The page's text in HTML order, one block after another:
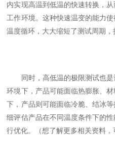
内实现高温到低温的快速转换，
工作环境。这种快速温变的能力
温度循环，大大缩短了测试周期，
同时，高低温的极限测试也是
环境下，产品可能面临热膨胀、
下，产品则可能面临冷脆、结冰
细评估产品在不同温度条件下的
行优化。（想了解更多相关资料，